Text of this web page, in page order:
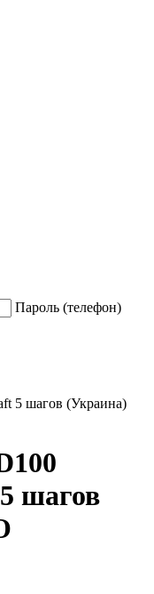
Пароль (телефон)
5 шагов (Украина)
шагов